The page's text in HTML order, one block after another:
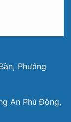
Phường
An Phú Đông,